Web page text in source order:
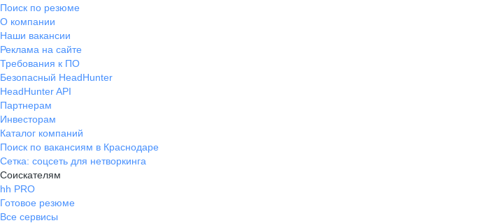
Поиск по резюме
О компании
Наши вакансии
Реклама на сайте
Требования к ПО
Безопасный HeadHunter
HeadHunter API
Партнерам
Инвесторам
Каталог компаний
Поиск по вакансиям в Краснодаре
Сетка: соцсеть для нетворкинга
Соискателям
hh PRO
Готовое резюме
Все сервисы